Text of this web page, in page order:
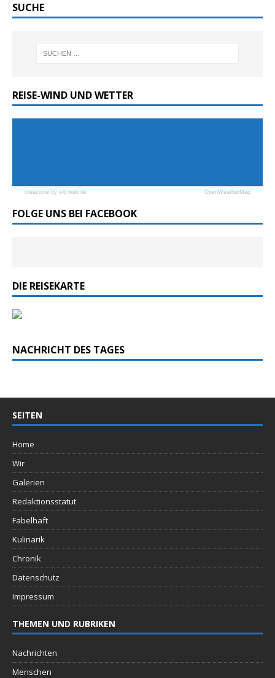
SUCHE
REISE-WIND UND WETTER
creazione by siti web ok OpenWeatherMap
FOLGE UNS BEI FACEBOOK
DIE REISEKARTE
NACHRICHT DES TAGES
SEITEN
Home
Wir
Galerien
Redaktionsstatut
Fabelhaft
Kulinarik
Chronik
Datenschutz
Impressum
THEMEN UND RUBRIKEN
Nachrichten
Menschen